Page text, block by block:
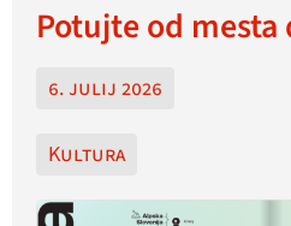
Potujte od mesta
6. julij 2026
Kultura